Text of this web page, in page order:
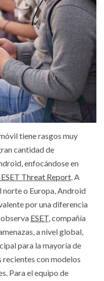
tiene rasgos muy
cantidad de
enfocándose en
Threat Report. A
norte o Europa, Android
por una diferencia
ESET, compañía
a nivel global,
para la mayoría de
recientes con modelos
Para el equipo de